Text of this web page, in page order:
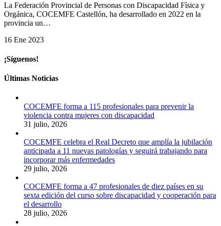
La Federación Provincial de Personas con Discapacidad Física y
Orgánica, COCEMFE Castellón, ha desarrollado en 2022 en la
provincia un…
16 Ene 2023
¡Síguenos!
Últimas Noticias
COCEMFE forma a 115 profesionales para prevenir la
violencia contra mujeres con discapacidad
31 julio, 2026
COCEMFE celebra el Real Decreto que amplía la jubilación
anticipada a 11 nuevas patologías y seguirá trabajando para
incorporar más enfermedades
29 julio, 2026
COCEMFE forma a 47 profesionales de diez países en su
sexta edición del curso sobre discapacidad y cooperación para
el desarrollo
28 julio, 2026